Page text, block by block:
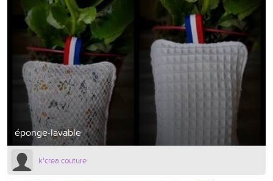
éponge-lavable
k'crea couture